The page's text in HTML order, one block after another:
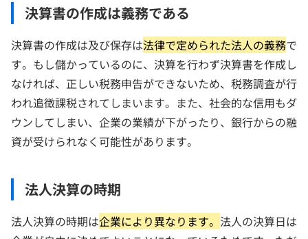
決算書の作成は義務である
決算書の作成は及び保存は法律で定められた法人の義務で
す。もし儲かっているのに、決算を行わず決算書を作成し
なければ、正しい税務申告ができないため、税務調査が行
われ追徴課税されてしまいます。また、社会的な信用もダ
ウンしてしまい、企業の業績が下がったり、銀行からの融
資が受けられなく可能性があります。
法人決算の時期
法人決算の時期は企業により異なります。 法人の決算日は